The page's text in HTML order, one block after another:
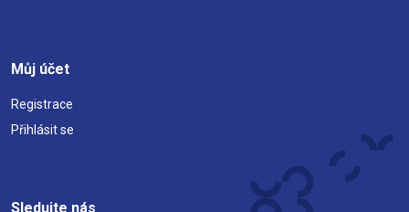
Můj účet
Registrace
Přihlásit se
Sledujte nás